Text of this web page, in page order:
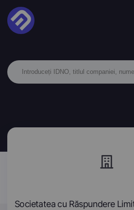
Societatea cu Răspundere